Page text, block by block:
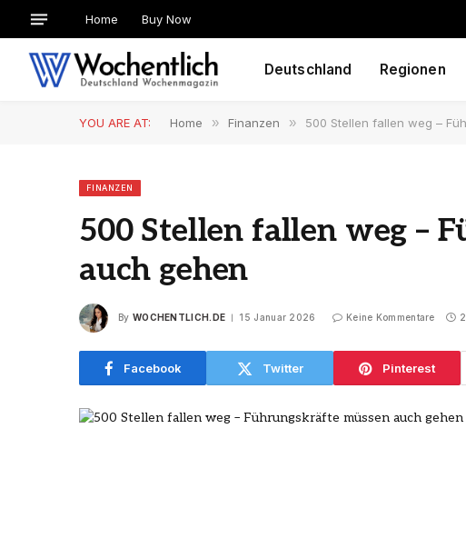
Home Buy Now
Deutschland Regionen
YOU ARE AT: Home » Finanzen » 500 Stellen fallen weg –
FINANZEN
500 Stellen fallen weg –
auch gehen
By WOCHENTLICH.DE 15 Januar 2026 Keine Kommentare
Facebook Twitter Pinterest